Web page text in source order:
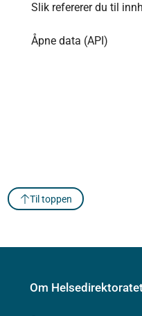
Slik refererer du til
Åpne data (API)
Til toppen
Om